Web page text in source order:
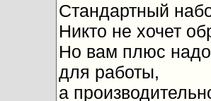
Стандартный
Никто не хочет
Но вам плюс надо
для работы,
а